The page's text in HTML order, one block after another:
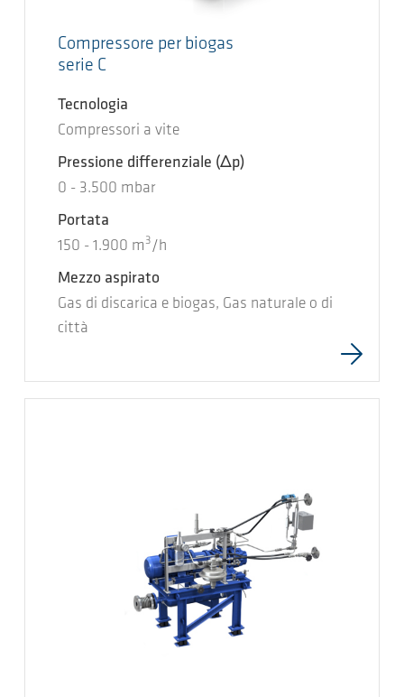
Compressore per biogas
serie C
Tecnologia
Compressori a vite
Pressione differenziale (Δp)
0 - 3.500 mbar
Portata
150 - 1.900 m 3 /h
Mezzo aspirato
Gas di discarica e biogas, Gas naturale o di
città